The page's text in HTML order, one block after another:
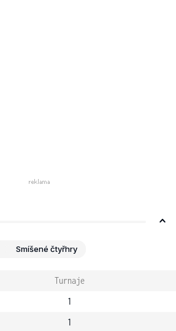
Smíšené čtyřhry
Turnaje
1
1